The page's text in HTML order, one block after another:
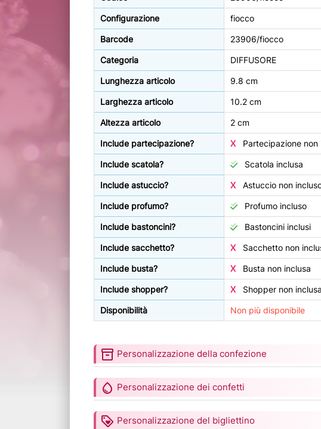
Configurazione fiocco
Barcode 23906/fiocco
Categoria DIFFUSORE
Lunghezza articolo 9.8 cm
Larghezza articolo 10.2 cm
Altezza articolo 2 cm
Include partecipazione? X Partecipazione non
Include scatola? Scatola inclusa
Include astuccio? X Astuccio non
Include profumo? Profumo incluso
Include bastoncini? Bastoncini inclusi
Include sacchetto? X Sacchetto non
Include busta? X Busta non inclusa
Include shopper? X Shopper non inclusa
Disponibilità Non più disponibile
inventory_2 Personalizzazione della confezione
water_drop Personalizzazione dei confetti
loyalty Personalizzazione del bigliettino